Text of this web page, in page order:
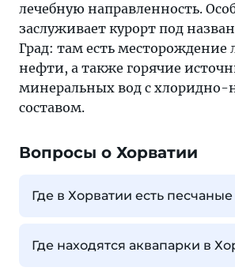
лечебную направленность.
заслуживает курорт под
Град: там есть месторождение
нефти, а также горячие
минеральных вод с
составом.
Вопросы о Хорватии
Где в Хорватии есть
Где находятся аквапарки в